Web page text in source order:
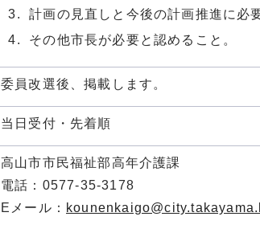
計画の見直しと今後の計画推進に必
その他市長が必要と認めること。
委員改選後、掲載します。
当日受付・先着順
高山市市民福祉部高年介護課
電話：0577-35-3178
Eメール：